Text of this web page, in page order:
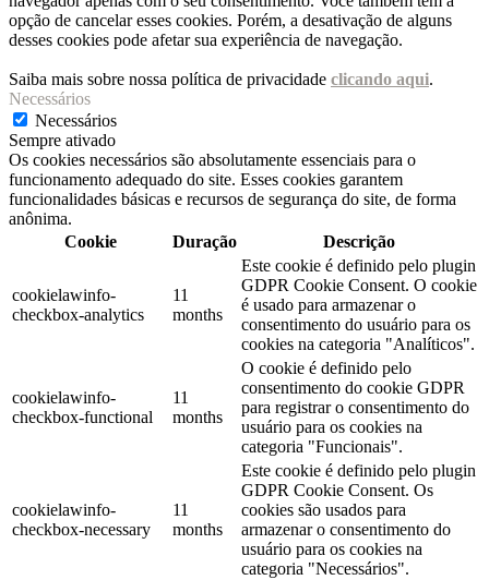
opção de cancelar esses cookies. Porém, a desativação de alguns
desses cookies pode afetar sua experiência de navegação.
Saiba mais sobre nossa política de privacidade clicando aqui.
Necessários
Necessários
Sempre ativado
Os cookies necessários são absolutamente essenciais para o
funcionamento adequado do site. Esses cookies garantem
funcionalidades básicas e recursos de segurança do site, de forma
anônima.
Cookie
Duração Descrição
cookielawinfo-
checkbox-analytics
11
months
Este cookie é definido pelo plugin
GDPR Cookie Consent. O cookie
é usado para armazenar o
consentimento do usuário para os
cookies na categoria "Analíticos".
cookielawinfo-
checkbox-functional
11
months
O cookie é definido pelo
consentimento do cookie GDPR
para registrar o consentimento do
usuário para os cookies na
categoria "Funcionais".
cookielawinfo-
checkbox-necessary
11
months
Este cookie é definido pelo plugin
GDPR Cookie Consent. Os
cookies são usados ​​para
armazenar o consentimento do
usuário para os cookies na
categoria "Necessários".